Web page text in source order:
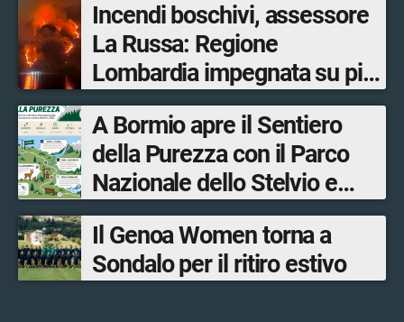
Incendi boschivi, assessore
La Russa: Regione
Lombardia impegnata su più
fronti, 48 volontari coinvolti
tra le province di Lecco,
Sondrio, Milano e Como
A Bormio apre il Sentiero
della Purezza con il Parco
Nazionale dello Stelvio e
Bormio Tourism
Il Genoa Women torna a
Sondalo per il ritiro estivo